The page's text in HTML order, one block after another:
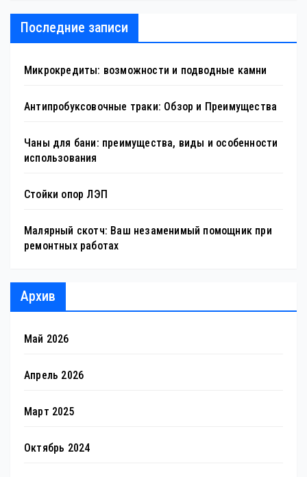
Последние записи
Микрокредиты: возможности и подводные камни
Антипробуксовочные траки: Обзор и Преимущества
Чаны для бани: преимущества, виды и особенности
использования
Стойки опор ЛЭП
Малярный скотч: Ваш незаменимый помощник при
ремонтных работах
Архив
Май 2026
Апрель 2026
Март 2025
Октябрь 2024